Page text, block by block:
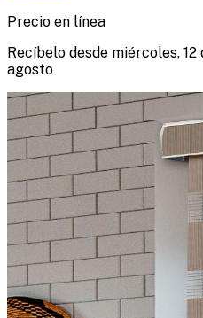
Precio en línea
Recíbelo desde miércoles, 12
agosto